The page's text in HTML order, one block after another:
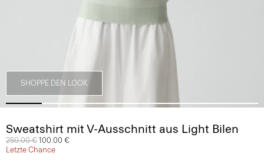
SHOPPE DEN LOOK
Sweatshirt mit V-Ausschnitt aus Light Bilen
Preis reduziert von
250.00 € auf
100.00 €
Letzte Chance